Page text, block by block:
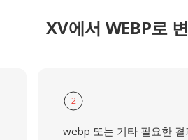
XV에서 WEBP로
2
webp 또는 기타 필요한 결